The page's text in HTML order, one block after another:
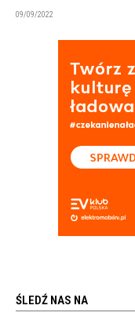
09/09/2022
ŚLEDŹ NAS NA